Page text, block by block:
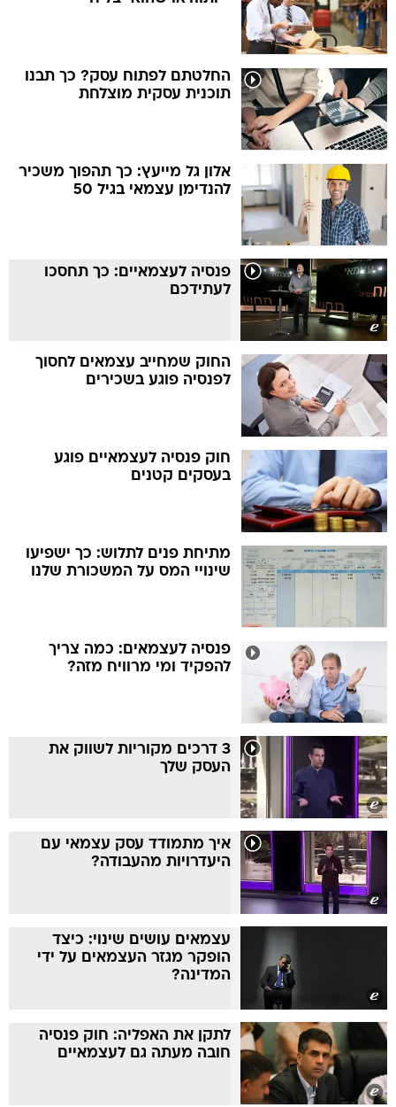
החלטתם לפתוח עסק? כך תבנו
תוכנית עסקית מוצלחת
אלון גל מייעץ: כך תהפוך משכיר
להנדימן עצמאי בגיל 50
פנסיה לעצמאיים: כך תחסכו
לעתידכם
החוק שמחייב עצמאים לחסוך
לפנסיה פוגע בשכירים
חוק פנסיה לעצמאיים פוגע
בעסקים קטנים
מתיחת פנים לתלוש: כך ישפיעו
שינויי המס על המשכורת שלנו
פנסיה לעצמאים: כמה צריך
להפקיד ומי מרוויח מזה?
3 דרכים מקוריות לשווק את
העסק שלך
איך מתמודד עסק עצמאי עם
היעדרויות מהעבודה?
עצמאים עושים שינוי: כיצד
הופקר מגזר העצמאים על ידי
המדינה?
לתקן את האפליה: חוק פנסיה
חובה מעתה גם לעצמאיים